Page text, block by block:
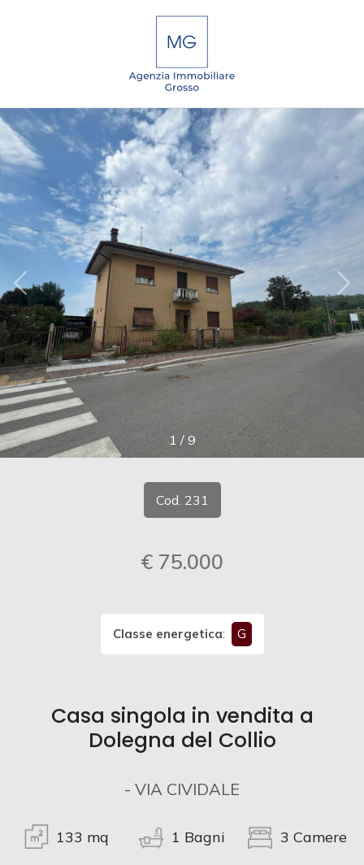
1 / 9
Cod. 231
€ 75.000
Classe energetica: G
Casa singola in vendita a
Dolegna del Collio
- VIA CIVIDALE
133 mq 1 Bagni 3 Camere
SL
HOME
CHI
SIAMO
IMMOBILI
SERVIZI
CONTATTI
Contratto
Qualsiasi
Vendita
Affitto
Scegli
dove
cercare
Provincia
Comune
Residenziali